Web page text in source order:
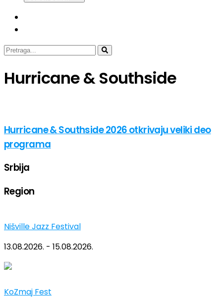
Hurricane & Southside
Hurricane & Southside 2026 otkrivaju veliki deo
programa
Srbija
Region
Nišville Jazz Festival
13.08.2026. - 15.08.2026.
KoZmaj Fest